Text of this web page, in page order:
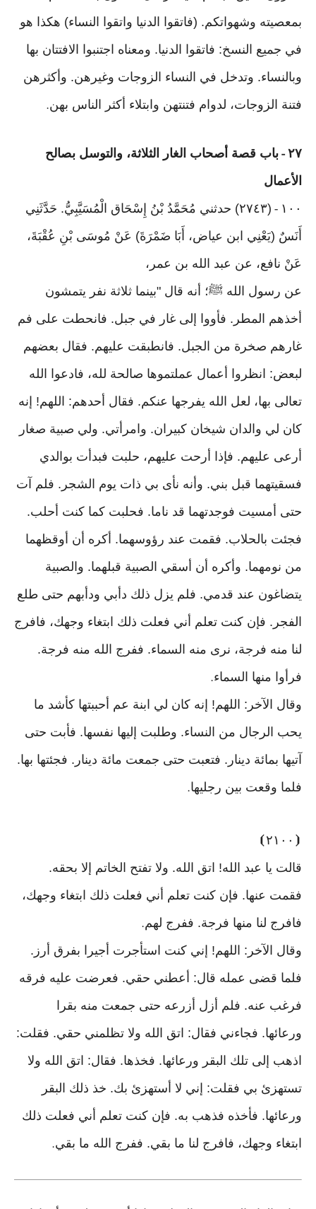
بمعصيته وشهواتكم. (فاتقوا الدنيا واتقوا النساء) هكذا هو
في جميع النسخ: فاتقوا الدنيا. ومعناه اجتنبوا الافتتان بها
وبالنساء. وتدخل في النساء الزوجات وغيرهن. وأكثرهن
فتنة الزوجات، لدوام فتنتهن وابتلاء أكثر الناس بهن.
٢٧ - باب قصة أصحاب الغار الثلاثة، والتوسل بصالح
الأعمال
١٠٠ -
(٢٧٤٣) حدثني مُحَمَّدُ بْنُ إِسْحَاق الْمُسَيَّبِيُّ. حَدَّثَنِي
أَنَسٌ (يَعْنِي ابن عياض، أَبَا ضَمْرَةَ) عَنْ مُوسَى بْنِ عُقْبَةَ،
عَنْ نافع، عن عبد الله بن عمر،
عن رسول الله ﷺ؛ أنه قال "بينما ثلاثة نفر يتمشون
أخذهم المطر. فأووا إلى غار في جبل. فانحطت على فم
غارهم صخرة من الجبل. فانطبقت عليهم. فقال بعضهم
لبعض: انظروا أعمال عملتموها صالحة لله، فادعوا الله
تعالى بها، لعل الله يفرجها عنكم. فقال أحدهم: اللهم! إنه
كان لي والدان شيخان كبيران. وامرأتي. ولي صبية صغار
أرعى عليهم. فإذا أرحت عليهم، حلبت فبدأت بوالدي
فسقيتهما قبل بني. وأنه نأى بي ذات يوم الشجر. فلم آت
حتى أمسيت فوجدتهما قد ناما. فحلبت كما كنت أحلب.
فجئت بالحلاب. فقمت عند رؤوسهما. أكره أن أوقظهما
من نومهما. وأكره أن أسقي الصبية قبلهما. والصبية
يتضاغون عند قدمي. فلم يزل ذلك دأبي ودأبهم حتى طلع
الفجر. فإن كنت تعلم أني فعلت ذلك ابتغاء وجهك، فافرج
لنا منه فرجة، نرى منه السماء. ففرج الله منه فرجة.
فرأوا منها السماء.
وقال الآخر: اللهم! إنه كان لي ابنة عم أحببتها كأشد ما
يحب الرجال من النساء. وطلبت إليها نفسها. فأبت حتى
آتيها بمائة دينار. فتعبت حتى جمعت مائة دينار. فجئتها بها.
فلما وقعت بين رجليها.
⦗ ٢١٠٠ ⦘
قالت يا عبد الله! اتق الله. ولا تفتح الخاتم إلا بحقه.
فقمت عنها. فإن كنت تعلم أني فعلت ذلك ابتغاء وجهك،
فافرج لنا منها فرجة. ففرج لهم.
وقال الآخر: اللهم! إني كنت استأجرت أجيرا بفرق أرز.
فلما قضى عمله قال: أعطني حقي. فعرضت عليه فرقه
فرغب عنه. فلم أزل أزرعه حتى جمعت منه بقرا
ورعائها. فجاءني فقال: اتق الله ولا تظلمني حقي. فقلت:
اذهب إلى تلك البقر ورعائها. فخذها. فقال: اتق الله ولا
تستهزئ بي فقلت: إني لا أستهزئ بك. خذ ذلك البقر
ورعائها. فأخذه فذهب به. فإن كنت تعلم أني فعلت ذلك
ابتغاء وجهك، فافرج لنا ما بقي. ففرج الله ما بقي.